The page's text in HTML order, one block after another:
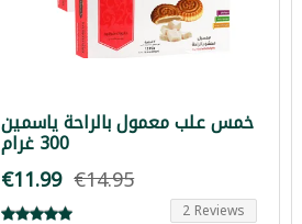
خمس علب معمول بالراحة ياسمين
300 غرام
€11.99 €14.95
2 Reviews